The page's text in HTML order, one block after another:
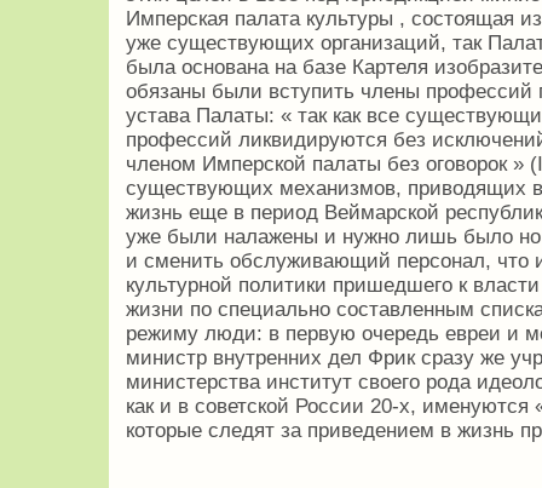
Имперская палата культуры , состоящая
уже существующих организаций, так
была основана на базе Картеля
обязаны были вступить члены
устава Палаты: « так как все
профессий ликвидируются без
членом Имперской палаты без оговорок »
существующих механизмов, приводящих
жизнь еще в период Веймарской
уже были налажены и нужно лишь было
и сменить обслуживающий персонал, что
культурной политики пришедшего к
жизни по специально составленным
режиму люди: в первую очередь евреи и
министр внутренних дел Фрик сразу же
министерства институт своего рода
как и в советской России 20-х,
которые следят за приведением в жизнь